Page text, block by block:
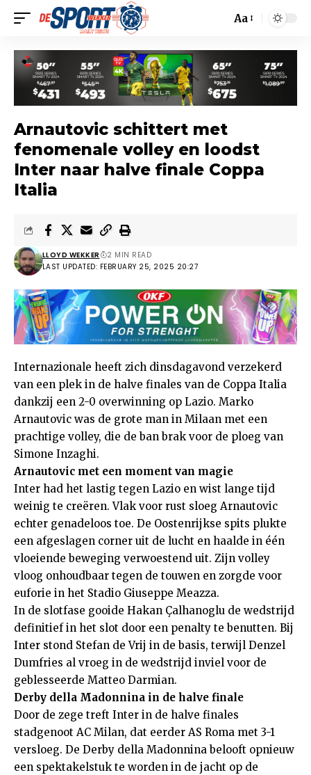
Aa
Arnautovic schittert met
fenomenale volley en loodst
Inter naar halve finale Coppa
Italia
LAST UPDATED: FEBRUARY 25, 2025 20:27
LLOYD WEKKER 2 MIN READ
Internazionale heeft zich dinsdagavond verzekerd
van een plek in de halve finales van de Coppa Italia
dankzij een 2-0 overwinning op Lazio. Marko
Arnautovic was de grote man in Milaan met een
prachtige volley, die de ban brak voor de ploeg van
Simone Inzaghi.
Arnautovic met een moment van magie
Inter had het lastig tegen Lazio en wist lange tijd
weinig te creëren. Vlak voor rust sloeg Arnautovic
echter genadeloos toe. De Oostenrijkse spits plukte
een afgeslagen corner uit de lucht en haalde in één
vloeiende beweging verwoestend uit. Zijn volley
vloog onhoudbaar tegen de touwen en zorgde voor
euforie in het Stadio Giuseppe Meazza.
In de slotfase gooide Hakan Çalhanoglu de wedstrijd
definitief in het slot door een penalty te benutten. Bij
Inter stond Stefan de Vrij in de basis, terwijl Denzel
Dumfries al vroeg in de wedstrijd inviel voor de
geblesseerde Matteo Darmian.
Derby della Madonnina in de halve finale
Door de zege treft Inter in de halve finales
stadgenoot AC Milan, dat eerder AS Roma met 3-1
versloeg. De Derby della Madonnina belooft opnieuw
een spektakelstuk te worden in de jacht op de